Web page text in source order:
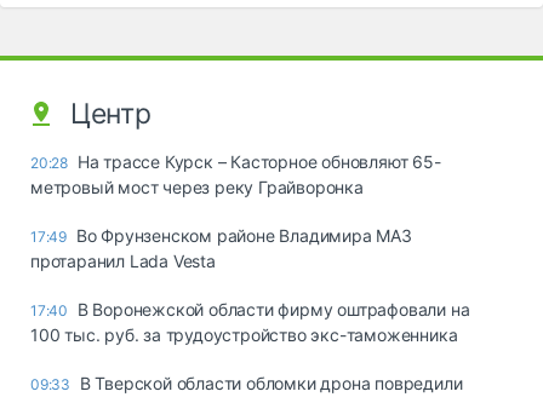
Центр
20:28 На трассе Курск – Касторное обновляют 65-
метровый мост через реку Грайворонка
17:49 Во Фрунзенском районе Владимира МАЗ
протаранил Lada Vesta
17:40
В Воронежской области фирму оштрафовали на
100 тыс. руб. за трудоустройство экс-таможенника
09:33
В Тверской области обломки дрона повредили